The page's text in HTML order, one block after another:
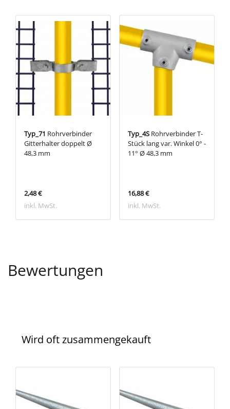
Typ_71 Rohrverbinder
Gitterhalter doppelt Ø
48,3 mm
2,48 €
inkl. MwSt.
Typ_4S Rohrverbinder T-
Stück lang var. Winkel 0° -
11° Ø 48,3 mm
16,88 €
inkl. MwSt.
Bewertungen
Wird oft zusammengekauft